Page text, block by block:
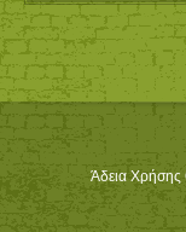
Άδεια Χρήσης